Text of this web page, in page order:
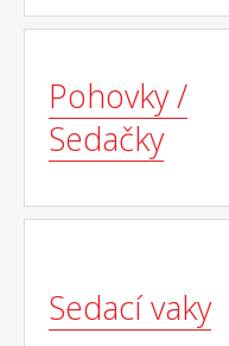
Pohovky /
Sedačky
Sedací vaky